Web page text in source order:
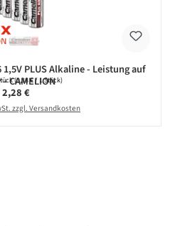
PLUS Alkaline - Leistung auf
CAMELION
(0,38 € / 1 Stück)
Regulärer Preis:
2,28 €
zzgl. Versandkosten